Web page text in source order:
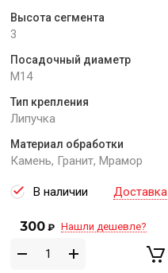
Высота сегмента
3
Посадочный диаметр
M14
Тип крепления
Липучка
Материал обработки
Камень, Гранит, Мрамор
В наличии Доставка
300 ₽ Нашли дешевле?